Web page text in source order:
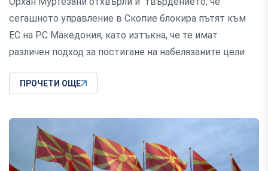
сегашното управление в Скопие блокира пътят към
ЕС на РС Македония, като изтъкна, че те имат
различен подход за постигане на набелязаните цели
ПРОЧЕТИ ОЩЕ